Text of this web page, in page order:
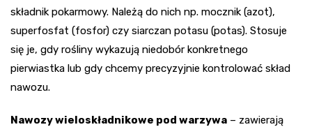
składnik pokarmowy. Należą do nich np. mocznik (azot),
superfosfat (fosfor) czy siarczan potasu (potas). Stosuje
się je, gdy rośliny wykazują niedobór konkretnego
pierwiastka lub gdy chcemy precyzyjnie kontrolować skład
nawozu.
Nawozy wieloskładnikowe pod warzywa – zawierają